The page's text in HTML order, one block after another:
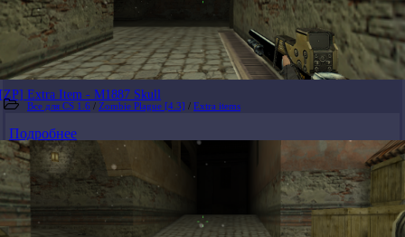
[ZP] Extra Item - M1887 Skull
Все для CS 1.6 / Zombie Plague [4.3] / Extra items
Подробнее